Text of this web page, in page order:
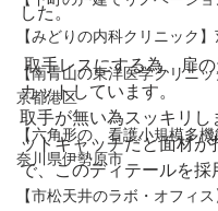
【みどりの内科クリニック
【​南青山の東洋医学クリニ
京都港区
【六角形の、看護小規模多
奈川県伊勢原市
【市松天井のラボ・オフィ
した。
カットしています。
取手が無い為スッキリし
ットキャッチだと面材
で、このディテールを採